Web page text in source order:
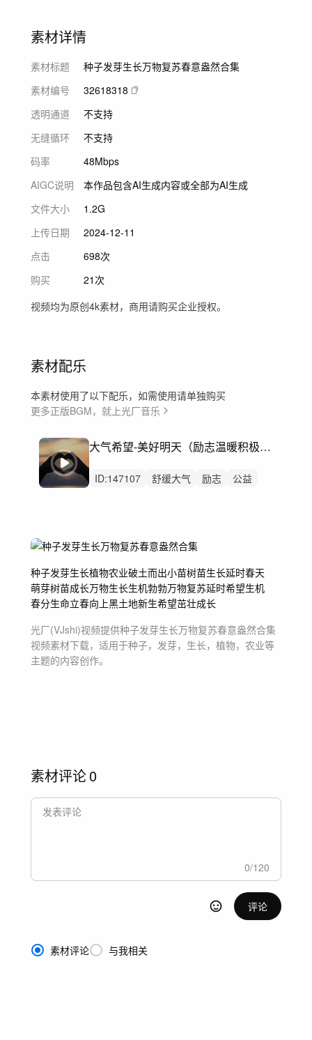
素材详情
素材标题
种子发芽生长万物复苏春意盎然合集
素材编号
32618318
透明通道
不支持
无缝循环
不支持
码率
48Mbps
AIGC说明
本作品包含AI生成内容或全部为AI生成
文件大小
1.2G
上传日期
2024-12-11
点击
698次
购买
21次
视频均为原创4k素材，商用请购买企业授权。
素材配乐
本素材使用了以下配乐，如需使用请单独购买
更多正版BGM，就上光厂音乐
大气希望-美好明天（励志温暖积极奋进）
ID:147107 舒缓大气 励志
公益
种子发芽生长植物农业破土而出小苗树苗生长延时春天
萌芽树苗成长万物生长生机勃勃万物复苏延时希望生机
春分生命立春向上黑土地新生希望茁壮成长
光厂(VJshi)视频提供种子发芽生长万物复苏春意盎然合集
视频素材下载，适用于种子，发芽，生长，植物，农业等
主题的内容创作。
素材评论0
0/120
评论
素材评论 与我相关